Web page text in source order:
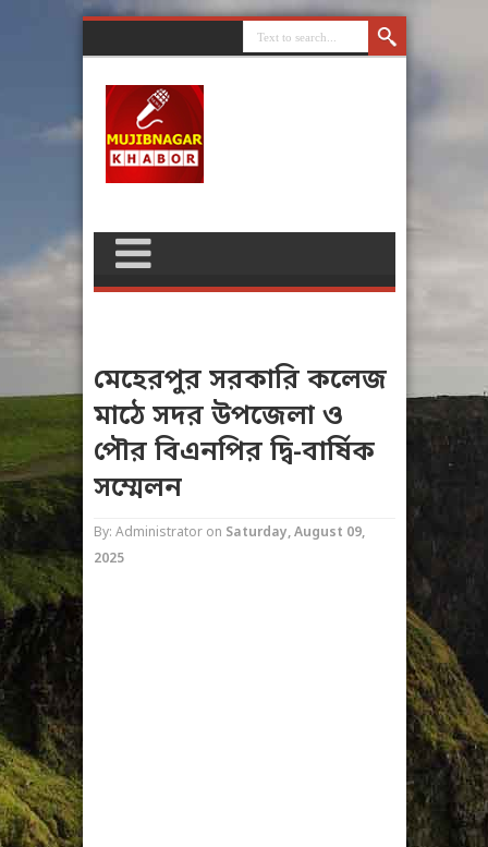
মেহেরপুর সরকারি কলেজ
মাঠে সদর উপজেলা ও
পৌর বিএনপির দ্বি-বার্ষিক
সম্মেলন
By: Administrator on Saturday, August 09,
2025